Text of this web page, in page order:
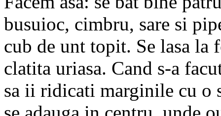
busuioc, cimbru, sare si
cub de unt topit. Se lasa la
clatita uriasa. Cand s-a
sa ii ridicati marginile cu o